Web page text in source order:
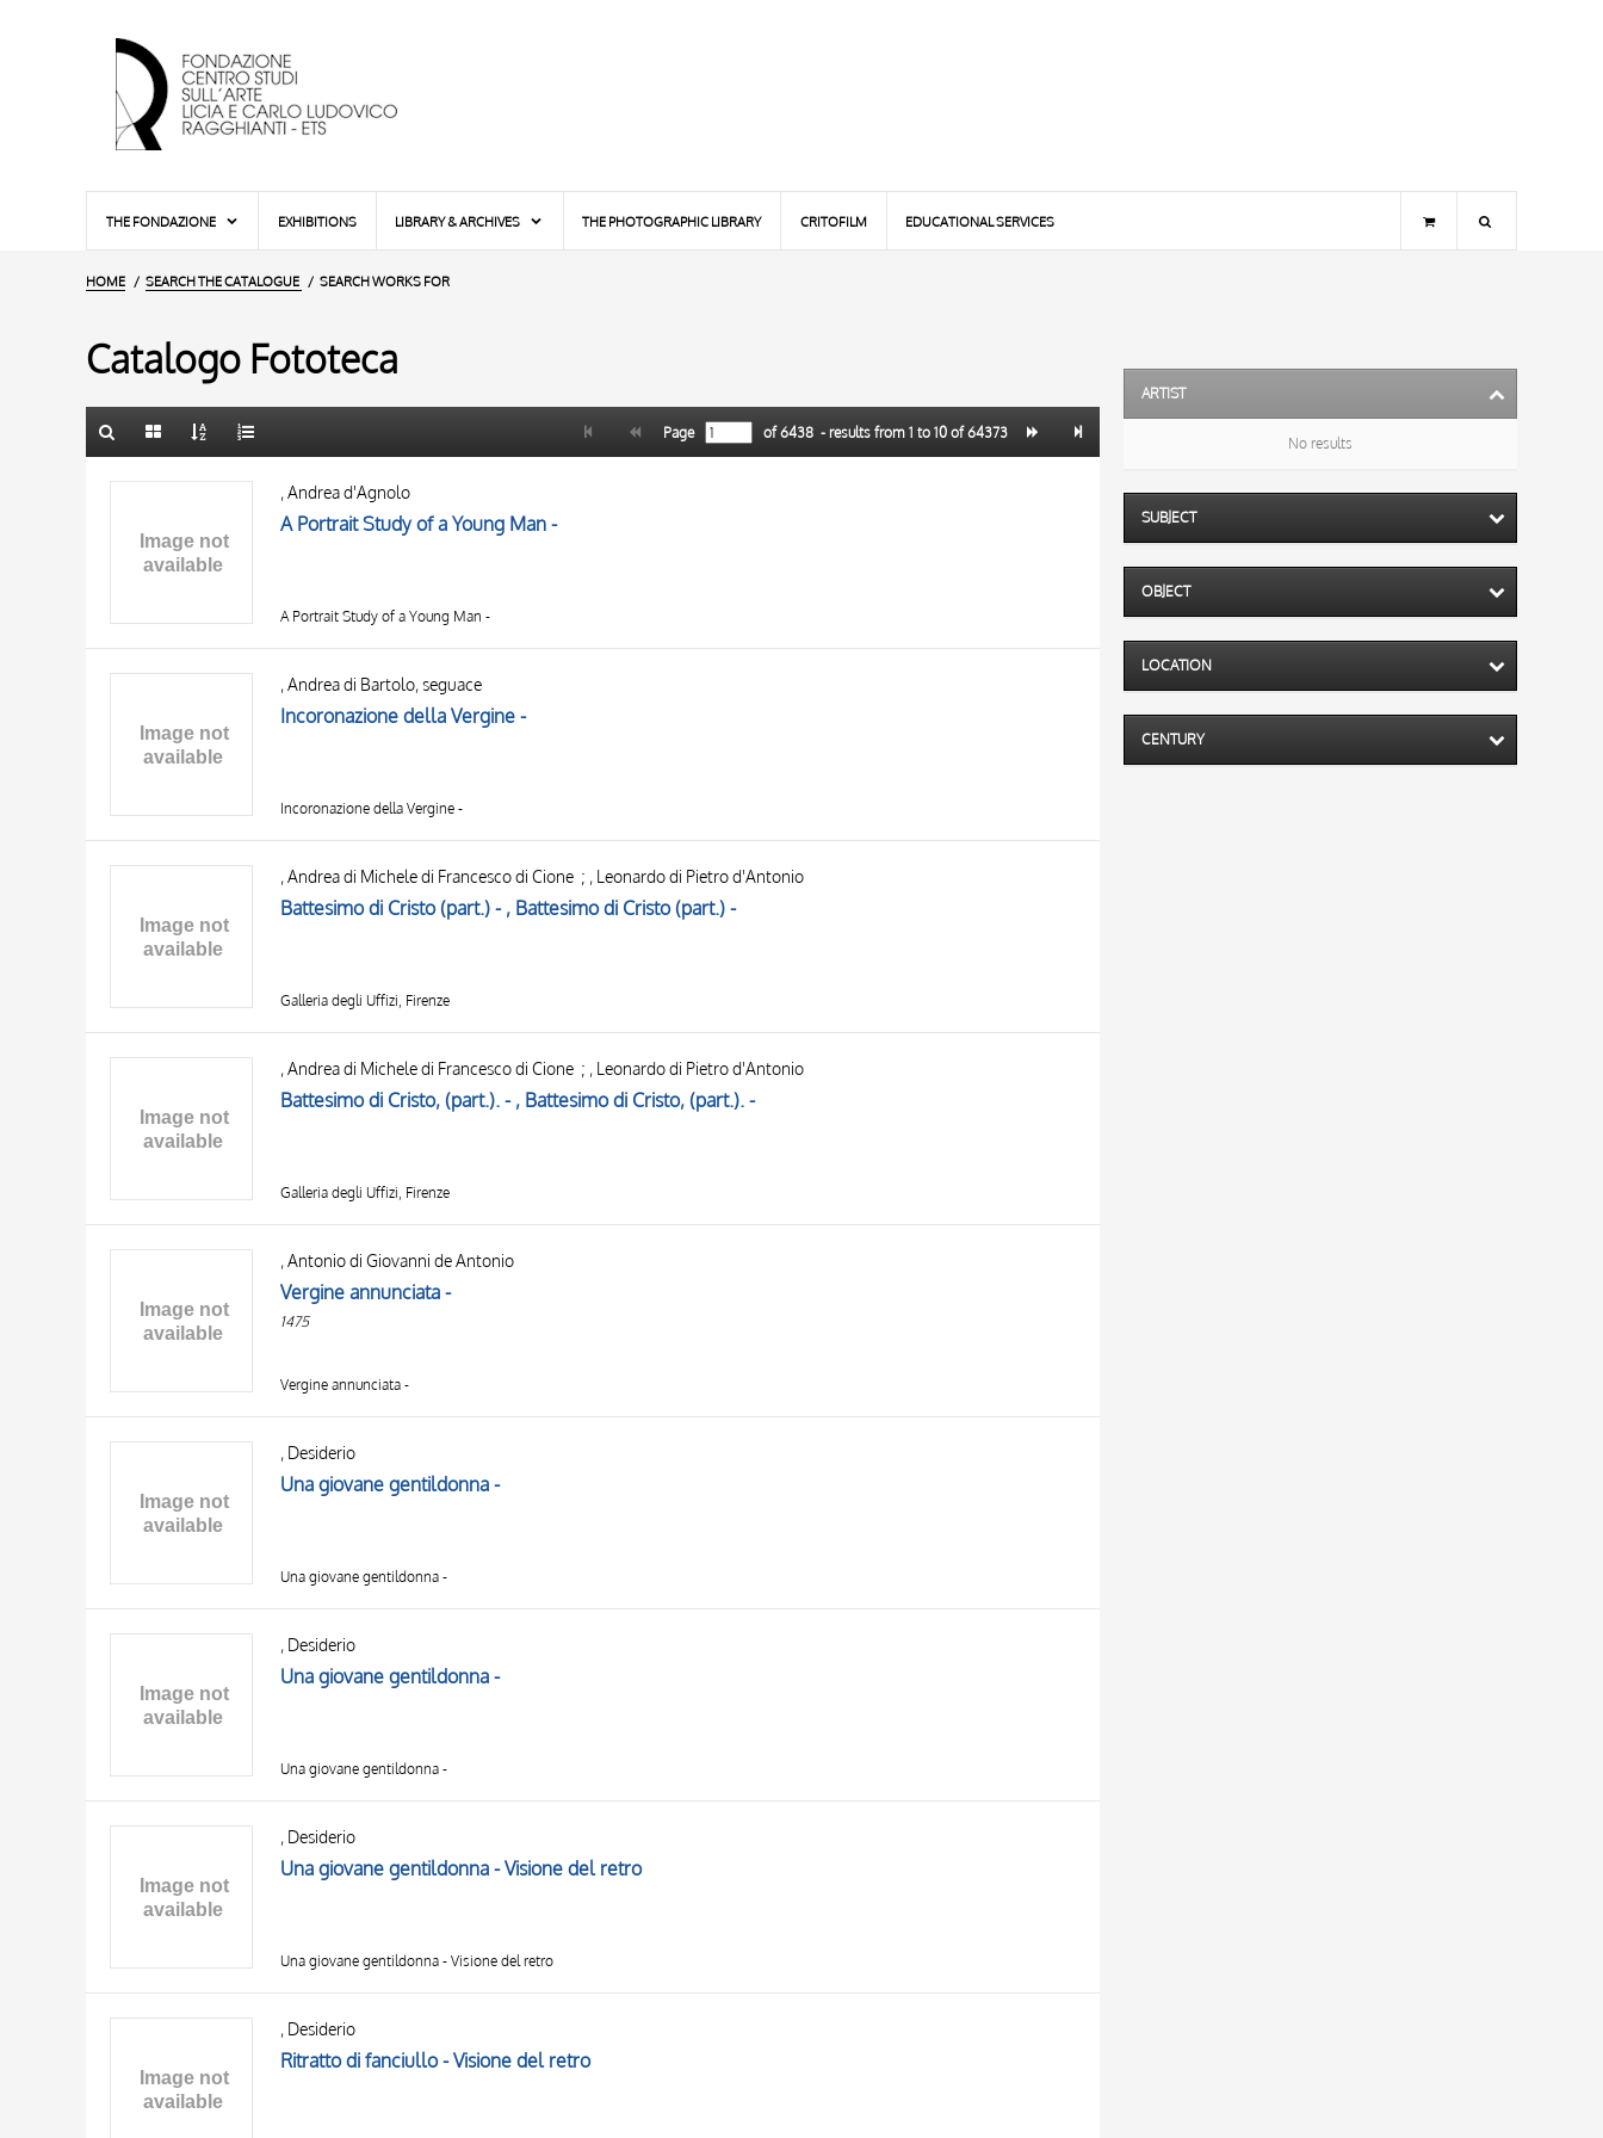
THE FONDAZIONE EXHIBITIONS LIBRARY & ARCHIVES THE PHOTOGRAPHIC LIBRARY CRITOFILM EDUCATIONAL SERVICES
HOME SEARCH THE CATALOGUE SEARCH WORKS FOR
Catalogo Fototeca
OBJECT
LOCATION
10 RESULTS
20 RESULTS
Page of6438 - results from 1 to 10of64373
, Andrea d'Agnolo
A Portrait Study of a Young Man -
A Portrait Study of a Young Man -
, Andrea di Bartolo, seguace
Incoronazione della Vergine -
Incoronazione della Vergine -
, Andrea di Michele di Francesco di Cione ; , Leonardo di Pietro d'Antonio
Battesimo di Cristo (part.) - , Battesimo di Cristo (part.) -
Galleria degli Uffizi, Firenze
, Andrea di Michele di Francesco di Cione ; , Leonardo di Pietro d'Antonio
Battesimo di Cristo, (part.). - , Battesimo di Cristo, (part.). -
Galleria degli Uffizi, Firenze
, Antonio di Giovanni de Antonio
Vergine annunciata -
1475
Vergine annunciata -
, Desiderio
Una giovane gentildonna -
Una giovane gentildonna -
, Desiderio
Una giovane gentildonna -
Una giovane gentildonna -
, Desiderio
Una giovane gentildonna - Visione del retro
Una giovane gentildonna - Visione del retro
, Desiderio
Ritratto di fanciullo - Visione del retro
ARTIST
No results
SUBJECT
OBJECT
LOCATION
CENTURY